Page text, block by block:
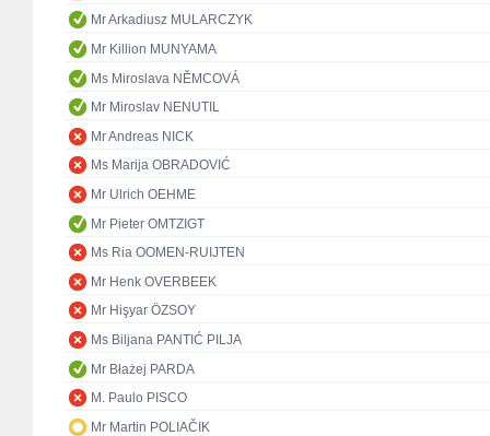
Mr Arkadiusz MULARCZYK
Mr Killion MUNYAMA
Ms Miroslava NĚMCOVÁ
Mr Miroslav NENUTIL
Mr Andreas NICK
Ms Marija OBRADOVIĆ
Mr Ulrich OEHME
Mr Pieter OMTZIGT
Ms Ria OOMEN-RUIJTEN
Mr Henk OVERBEEK
Mr Hişyar ÖZSOY
Ms Biljana PANTIĆ PILJA
Mr Błażej PARDA
M. Paulo PISCO
Mr Martin POLIAČIK